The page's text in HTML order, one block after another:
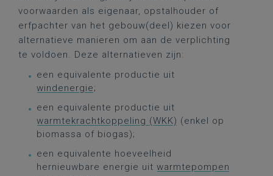
voorwaarden als eigenaar, opstalhouder of
erfpachter van het gebouw(deel) kiezen voor
alternatieve manieren om aan de verplichting
te voldoen. Deze alternatieven zijn:
een equivalente productie uit
windenergie;
een equivalente productie uit
warmtekrachtkoppeling (WKK) (enkel op
biomassa of biogas);
een equivalente hoeveelheid
hernieuwbare energie uit warmtepompen